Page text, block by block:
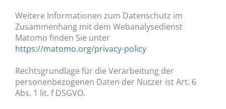
Weitere Informationen zum Datenschutz im
Zusammenhang mit dem Webanalysedienst
Matomo finden Sie unter
https://matomo.org/privacy-policy
Rechtsgrundlage für die Verarbeitung der
personenbezogenen Daten der Nutzer ist Art. 6
Abs. 1 lit. f DSGVO.